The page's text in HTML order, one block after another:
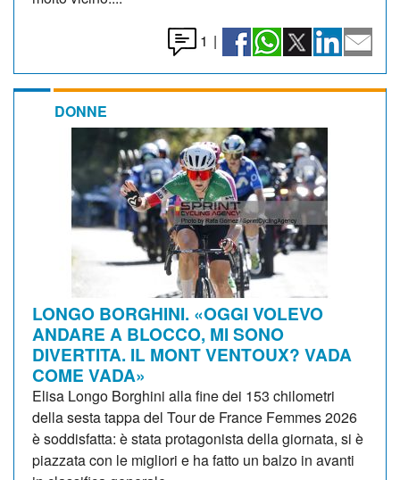
1 |
DONNE
LONGO BORGHINI. «OGGI VOLEVO
ANDARE A BLOCCO, MI SONO
DIVERTITA. IL MONT VENTOUX? VADA
COME VADA»
Elisa Longo Borghini alla fine dei 153 chilometri
della sesta tappa del Tour de France Femmes 2026
è soddisfatta: è stata protagonista della giornata, si è
piazzata con le migliori e ha fatto un balzo in avanti